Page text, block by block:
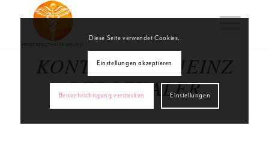
KONTAKT ZU HEINZ
BERGTHALER
Diese Seite verwendet Cookies.
Einstellungen akzeptieren
Benachrichtigung verstecken Einstellungen